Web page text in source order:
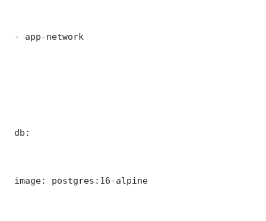
- app-network
db:
image: postgres:16-alpine